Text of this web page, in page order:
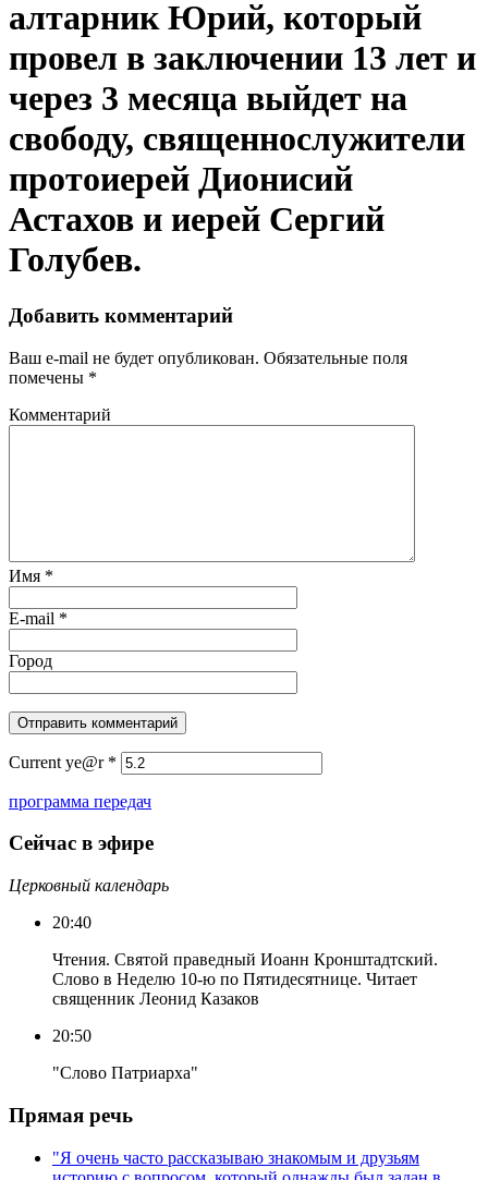
алтарник Юрий, который
провел в заключении 13 лет и
через 3 месяца выйдет на
свободу, священнослужители
протоиерей Дионисий
Астахов и иерей Сергий
Голубев.
Добавить комментарий
Ваш e-mail не будет опубликован. Обязательные поля
помечены *
Комментарий
Имя *
E-mail *
Город
Current ye@r *
программа передач
Сейчас в эфире
Церковный календарь
20:40
Чтения. Святой праведный Иоанн Кронштадтский.
Слово в Неделю 10-ю по Пятидесятнице. Читает
священник Леонид Казаков
20:50
"Слово Патриарха"
Прямая речь
"Я очень часто рассказываю знакомым и друзьям